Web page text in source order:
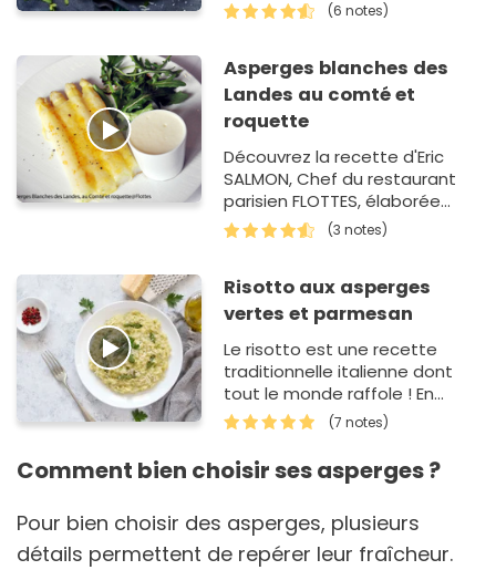
pour changer des asperges
(6 notes)
Asperges blanches des
Landes au comté et
roquette
Découvrez la recette d'Eric
SALMON, Chef du restaurant
parisien FLOTTES, élaborée
pour la dernière Quinzaine
Gourmande des Restopartner.
(3 notes)
Risotto aux asperges
vertes et parmesan
Le risotto est une recette
traditionnelle italienne dont
tout le monde raffole ! En
effet, sa texture crémeuse
fait l'unanimité auprès des…
(7 notes)
Comment bien choisir ses asperges ?
Pour bien choisir des asperges, plusieurs
détails permettent de repérer leur fraîcheur.